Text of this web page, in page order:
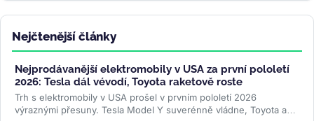
Nejčtenější články
Nejprodávanější elektromobily v USA za první pololetí
2026: Tesla dál vévodí, Toyota raketově roste
Trh s elektromobily v USA prošel v prvním pololetí 2026
výraznými přesuny. Tesla Model Y suverénně vládne, Toyota a